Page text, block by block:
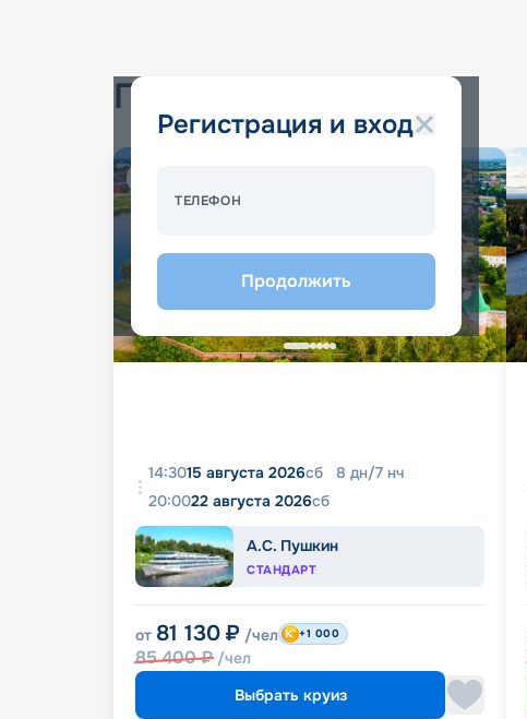
Регистрация и вход
ТЕЛЕФОН
Продолжить
Популярные круизы
14:3015 августа 2026сб 8 дн/7 нч
20:0022 августа 2026сб
А.С. Пушкин
СТАНДАРТ
от 81 130 ₽ /чел
85 400₽ /чел
+1 000
Выбрать круиз